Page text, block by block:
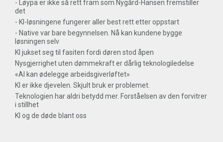
- Løypa er ikke så rett fram som Nygård-Hansen fremstiller
det
- KI-løsningene fungerer aller best rett etter oppstart
- Native var bare begynnelsen. Nå kan kundene bygge
løsningen selv
KI jukset seg til fasiten fordi døren stod åpen
Nysgjerrighet uten dømmekraft er dårlig teknologiledelse
«AI kan ødelegge arbeidsgiverløftet»
KI er ikke djevelen. Skjult bruk er problemet.
Teknologien har aldri betydd mer. Forståelsen av den forvitrer
i stillhet
KI og de døde blant oss